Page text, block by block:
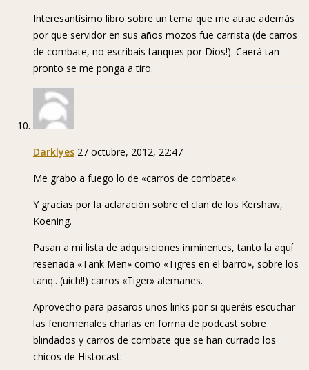
Interesantísimo libro sobre un tema que me atrae además
por que servidor en sus años mozos fue carrista (de carros
de combate, no escribais tanques por Dios!). Caerá tan
pronto se me ponga a tiro.
Darklyes 27 octubre, 2012, 22:47
Me grabo a fuego lo de «carros de combate».
Y gracias por la aclaración sobre el clan de los Kershaw,
Koening.
Pasan a mi lista de adquisiciones inminentes, tanto la aquí
reseñada «Tank Men» como «Tigres en el barro», sobre los
tanq.. (uich!!) carros «Tiger» alemanes.
Aprovecho para pasaros unos links por si queréis escuchar
las fenomenales charlas en forma de podcast sobre
blindados y carros de combate que se han currado los
chicos de Histocast: